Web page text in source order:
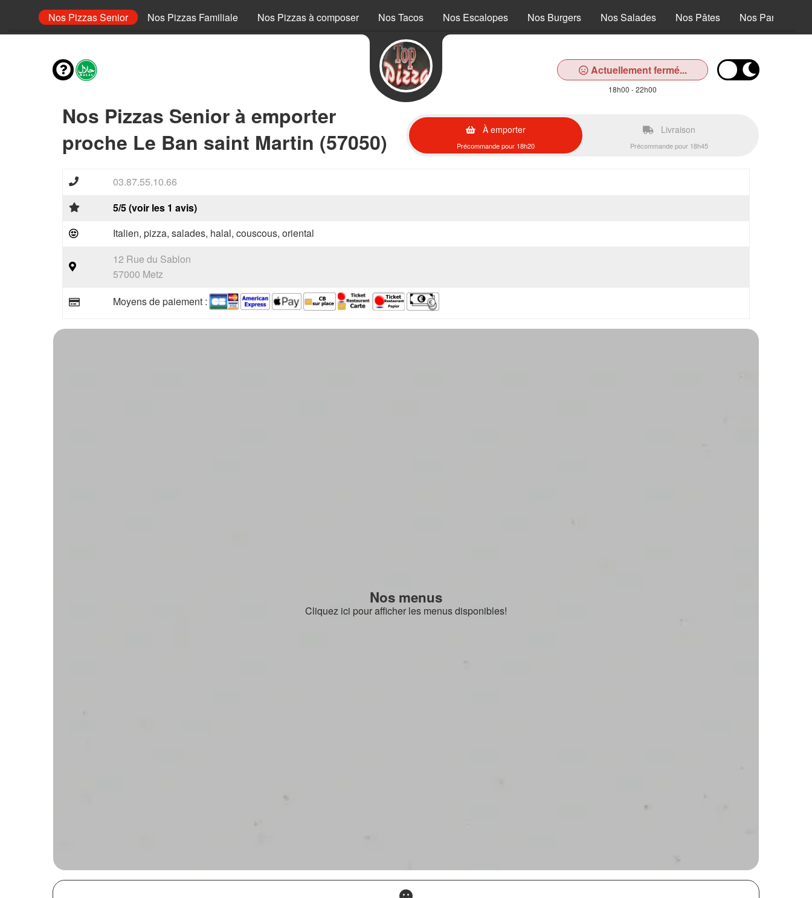
Nos Pizzas Senior Nos Pizzas Familiale Nos Pizzas à composer Nos Tacos Nos Escalopes Nos Burgers Nos Salades Nos Pâtes Nos Paninis
Actuellement fermé...
18h00 - 22h00
Nos Pizzas Senior à emporter
proche Le Ban saint Martin (57050)
À emporter
Précommande pour 18h20
Livraison
Précommande pour 18h45
03.87.55.10.66
5/5 (voir les 1 avis)
Italien, pizza, salades, halal, couscous, oriental
12 Rue du Sablon
57000 Metz
Moyens de paiement :
Nos menus
Cliquez ici pour afficher les menus disponibles!